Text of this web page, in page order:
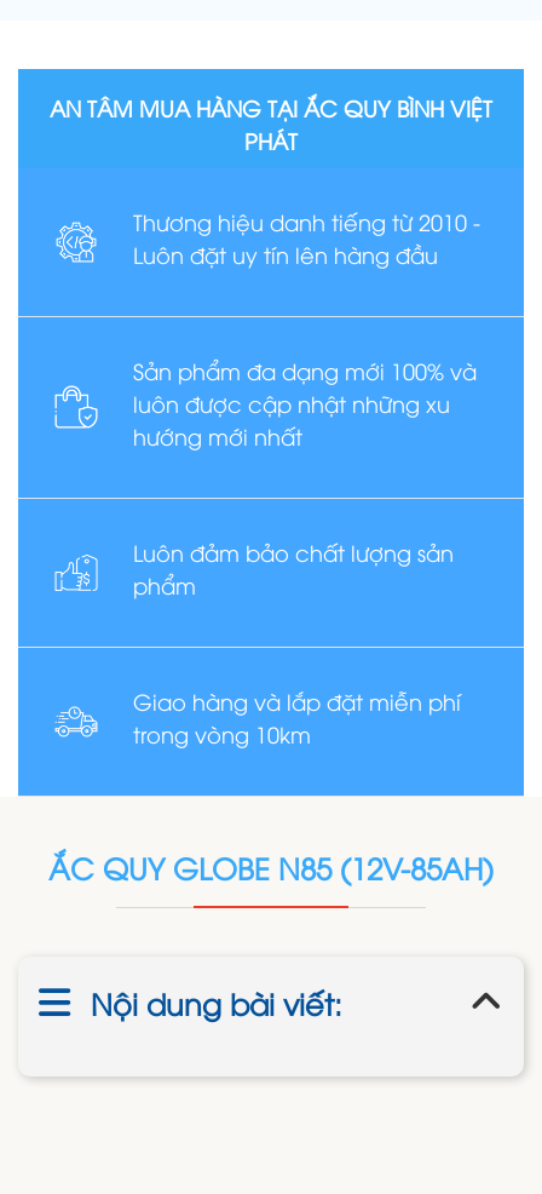
AN TÂM MUA HÀNG TẠI ẮC QUY BÌNH VIỆT
PHÁT
Thương hiệu danh tiếng từ 2010 -
Luôn đặt uy tín lên hàng đầu
Sản phẩm đa dạng mới 100% và
luôn được cập nhật những xu
hướng mới nhất
Luôn đảm bảo chất lượng sản
phẩm
Giao hàng và lắp đặt miễn phí
trong vòng 10km
ẮC QUY GLOBE N85 (12V-85AH)
Nội dung bài viết: